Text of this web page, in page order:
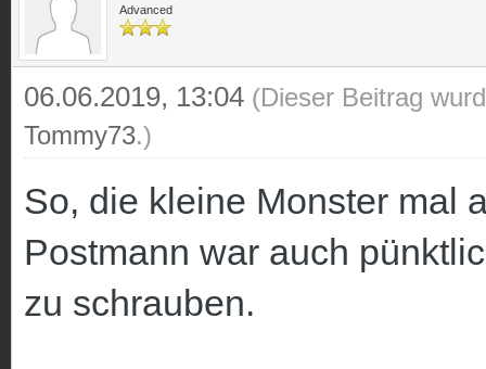
Advanced
06.06.2019, 13:04 (Dieser Beitrag
Tommy73.)
So, die kleine Monster mal
Postmann war auch
zu schrauben.